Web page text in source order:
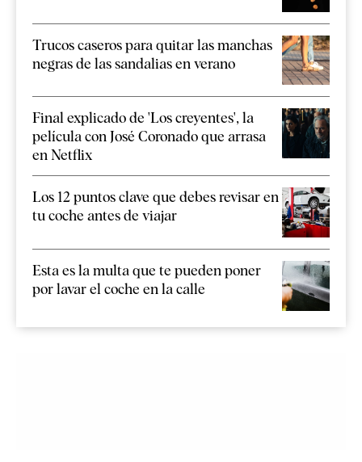
Trucos caseros para quitar las manchas
negras de las sandalias en verano
Final explicado de 'Los creyentes', la
película con José Coronado que arrasa
en Netflix
Los 12 puntos clave que debes revisar en
tu coche antes de viajar
Esta es la multa que te pueden poner
por lavar el coche en la calle